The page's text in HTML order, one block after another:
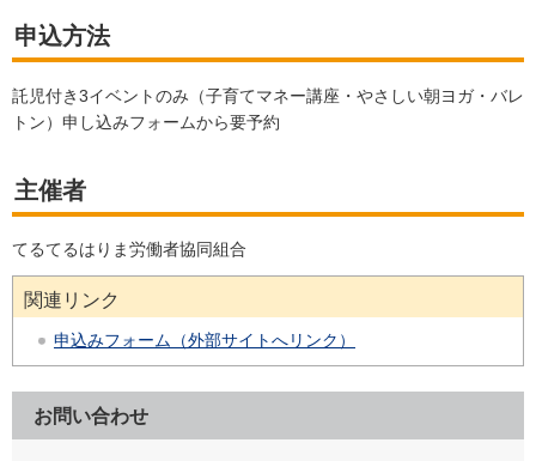
申込方法
託児付き3イベントのみ（子育てマネー講座・やさしい朝ヨガ・バレ
トン）申し込みフォームから要予約
主催者
てるてるはりま労働者協同組合
関連リンク
申込みフォーム（外部サイトへリンク）
お問い合わせ